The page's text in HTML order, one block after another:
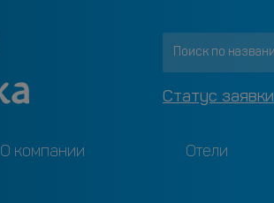
Статус заявки
О компании Отели